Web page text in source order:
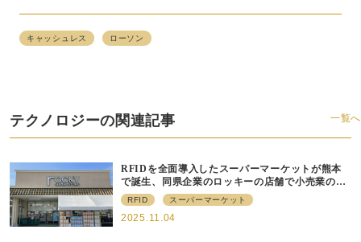
キャッシュレス ローソン
テクノロジーの関連記事 一覧へ
RFIDを全面導入したスーパーマーケットが熊本
で誕生、同県企業のロッキーの店舗で小売業の未
来を変える新モデルが始動
RFID スーパーマーケット
2025.11.04